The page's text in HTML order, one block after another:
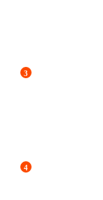
3
4